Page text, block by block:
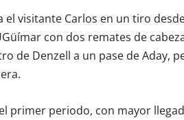
visitante Carlos en un tiro
con dos remates de
de Denzell a un pase de Aday,
primer periodo, con mayor